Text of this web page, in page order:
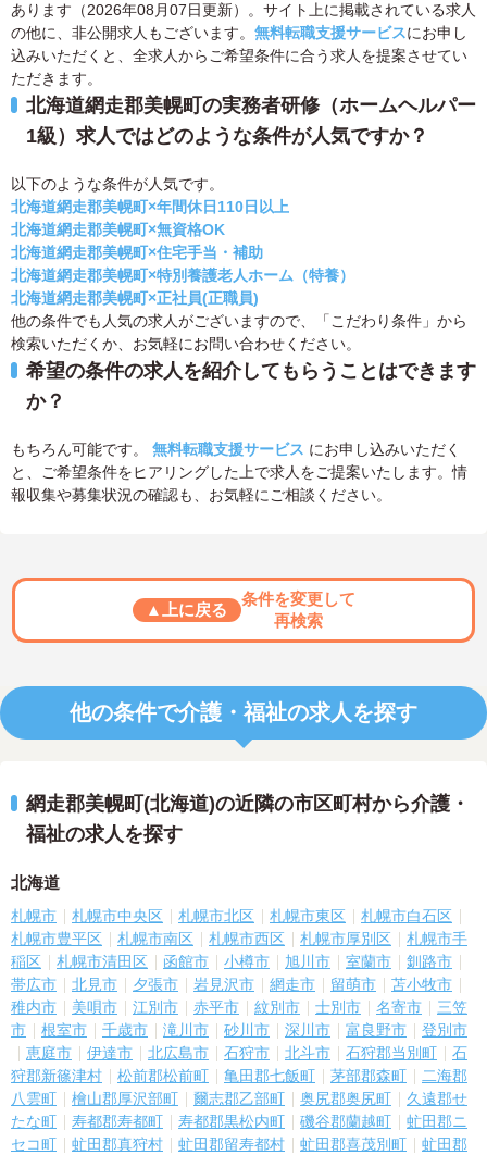
あります（2026年08月07日更新）。サイト上に掲載されている求人
の他に、非公開求人もございます。 無料転職支援サービスにお申し
込みいただくと、全求人からご希望条件に合う求人を提案させてい
ただきます。
北海道網走郡美幌町の実務者研修（ホームヘルパー
1級）求人ではどのような条件が人気ですか？
以下のような条件が人気です。
北海道網走郡美幌町×年間休日110日以上
北海道網走郡美幌町×無資格OK
北海道網走郡美幌町×住宅手当・補助
北海道網走郡美幌町×特別養護老人ホーム（特養）
北海道網走郡美幌町×正社員(正職員)
他の条件でも人気の求人がございますので、「こだわり条件」から
検索いただくか、お気軽にお問い合わせください。
希望の条件の求人を紹介してもらうことはできます
か？
もちろん可能です。 無料転職支援サービス にお申し込みいただく
と、ご希望条件をヒアリングした上で求人をご提案いたします。情
報収集や募集状況の確認も、お気軽にご相談ください。
▲上に戻る
条件を変更して
再検索
他の条件で介護・福祉の求人を探す
網走郡美幌町(北海道)の近隣の市区町村から介護・
福祉の求人を探す
北海道
札幌市 札幌市中央区 札幌市北区 札幌市東区
札幌市白石区
札幌市豊平区
札幌市南区 札幌市西区 札幌市厚別区
札幌市手
稲区
札幌市清田区 函館市 小樽市 旭川市 室蘭市
釧路市
帯広市
北見市 夕張市 岩見沢市 網走市 留萌市
苫小牧市
稚内市
美唄市 江別市 赤平市 紋別市 士別市 名寄市
三笠
市
根室市 千歳市 滝川市 砂川市 深川市 富良野市
登別市
恵庭市
伊達市 北広島市 石狩市 北斗市 石狩郡当別町
石
狩郡新篠津村
松前郡松前町 亀田郡七飯町 茅部郡森町
二海郡
八雲町
檜山郡厚沢部町 爾志郡乙部町 奥尻郡奥尻町
久遠郡せ
たな町
寿都郡寿都町 寿都郡黒松内町 磯谷郡蘭越町
虻田郡ニ
セコ町
虻田郡真狩村 虻田郡留寿都村 虻田郡喜茂別町
虻田郡